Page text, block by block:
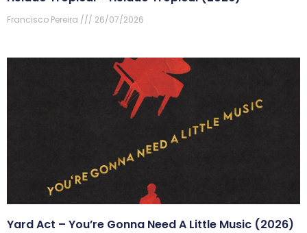
Francisco Pereira 26/07/2026
Yard Act – You’re Gonna Need A Little Music (2026)